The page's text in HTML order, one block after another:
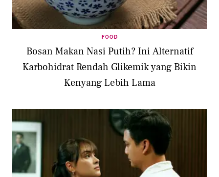
FOOD
Bosan Makan Nasi Putih? Ini Alternatif
Karbohidrat Rendah Glikemik yang Bikin
Kenyang Lebih Lama